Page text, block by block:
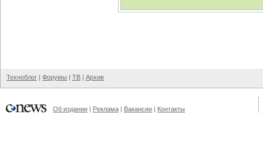
Техноблог | Форумы | ТВ | Архив
Об издании | Реклама | Вакансии | Контакты